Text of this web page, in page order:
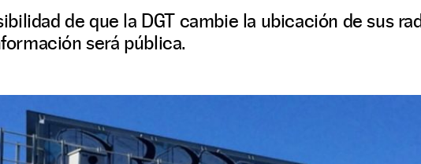
de que la DGT cambie la ubicación de sus
será pública.